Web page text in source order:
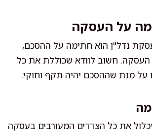
נדל"ן הוא חתימה על ההסכם,
העסקה. חשוב לוודא שכוללת את כל
על מנת שההסכם יהיה תקף וחוקי.
את כל הצדדים המעורבים בעסקה